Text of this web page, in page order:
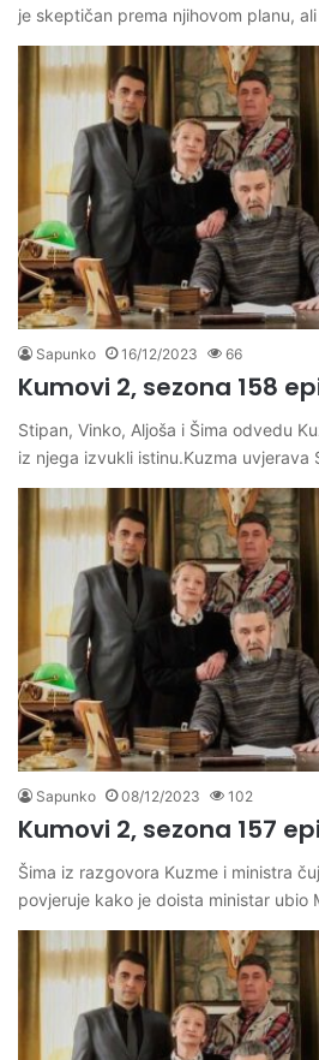
je skeptičan prema njihovom planu,
Sapunko 16/12/2023 66
Kumovi 2, sezona 158
Stipan, Vinko, Aljoša i Šima odvedu
iz njega izvukli istinu.Kuzma uvjerava
Sapunko 08/12/2023 102
Kumovi 2, sezona 157
Šima iz razgovora Kuzme i ministra
povjeruje kako je doista ministar ubio